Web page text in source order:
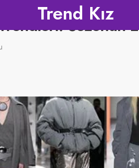
Trend Kız
Sezonun